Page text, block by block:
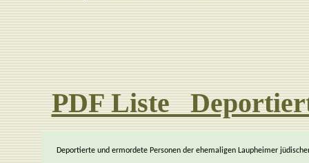
PDF Liste
Deportierte und ermordete Personen der ehemaligen Laupheimer